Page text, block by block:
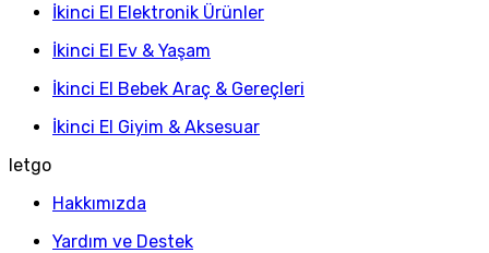
İkinci El Elektronik Ürünler
İkinci El Ev & Yaşam
İkinci El Bebek Araç & Gereçleri
İkinci El Giyim & Aksesuar
letgo
Hakkımızda
Yardım ve Destek